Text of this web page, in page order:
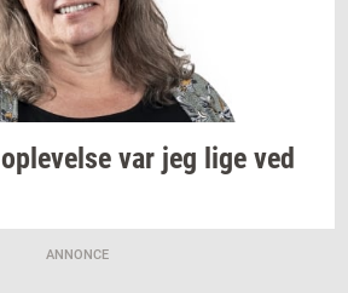
op­le­vel­se var jeg lige ved
ANNONCE